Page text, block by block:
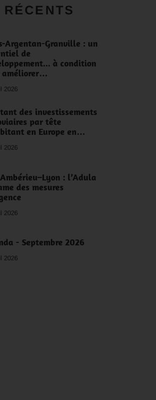
Argentan-Granville : un
de
à condition
améliorer…
2026
des investissements
par tête
en Europe en…
2026
Ambérieu–Lyon : l’Adula
des mesures
2026
- Septembre 2026
2026